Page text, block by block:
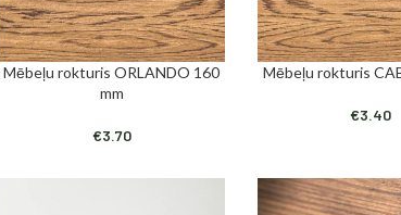
PIEVIENOT GROZAM
Mēbeļu rokturis ORLANDO 160
mm
€3.70
PIEVIENOT GROZAM
Mēbeļu rokturis
€3.40